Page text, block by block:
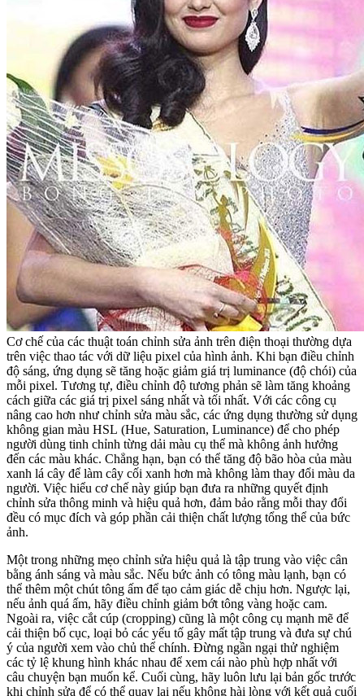
Cơ chế của các thuật toán chỉnh sửa ảnh trên điện thoại thường dựa
trên việc thao tác với dữ liệu pixel của hình ảnh. Khi bạn điều chỉnh
độ sáng, ứng dụng sẽ tăng hoặc giảm giá trị luminance (độ chói) của
mỗi pixel. Tương tự, điều chỉnh độ tương phản sẽ làm tăng khoảng
cách giữa các giá trị pixel sáng nhất và tối nhất. Với các công cụ
nâng cao hơn như chỉnh sửa màu sắc, các ứng dụng thường sử dụng
không gian màu HSL (Hue, Saturation, Luminance) để cho phép
người dùng tinh chỉnh từng dải màu cụ thể mà không ảnh hưởng
đến các màu khác. Chẳng hạn, bạn có thể tăng độ bão hòa của màu
xanh lá cây để làm cây cối xanh hơn mà không làm thay đổi màu da
người. Việc hiểu cơ chế này giúp bạn đưa ra những quyết định
chỉnh sửa thông minh và hiệu quả hơn, đảm bảo rằng mỗi thay đổi
đều có mục đích và góp phần cải thiện chất lượng tổng thể của bức
ảnh.
Một trong những mẹo chỉnh sửa hiệu quả là tập trung vào việc cân
bằng ánh sáng và màu sắc. Nếu bức ảnh có tông màu lạnh, bạn có
thể thêm một chút tông ấm để tạo cảm giác dễ chịu hơn. Ngược lại,
nếu ảnh quá ấm, hãy điều chỉnh giảm bớt tông vàng hoặc cam.
Ngoài ra, việc cắt cúp (cropping) cũng là một công cụ mạnh mẽ để
cải thiện bố cục, loại bỏ các yếu tố gây mất tập trung và đưa sự chú
ý của người xem vào chủ thể chính. Đừng ngần ngại thử nghiệm
các tỷ lệ khung hình khác nhau để xem cái nào phù hợp nhất với
câu chuyện bạn muốn kể. Cuối cùng, hãy luôn lưu lại bản gốc trước
khi chỉnh sửa để có thể quay lại nếu không hài lòng với kết quả cuối